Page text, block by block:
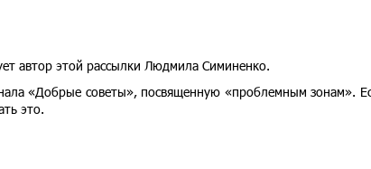
автор этой рассылки Людмила Симиненко.
«Добрые советы», посвященную «проблемным зонам».
это.